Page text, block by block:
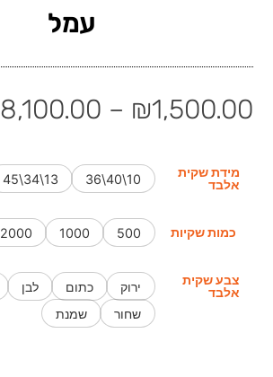
עמל
₪1,500.00
–
8,100.00
מידת שקית
אלבד
10\40\36
13\34\45
כמות שקיות 500
1000
2000
צבע שקית
אלבד
ירוק כתום לבן
שחור
שמנת